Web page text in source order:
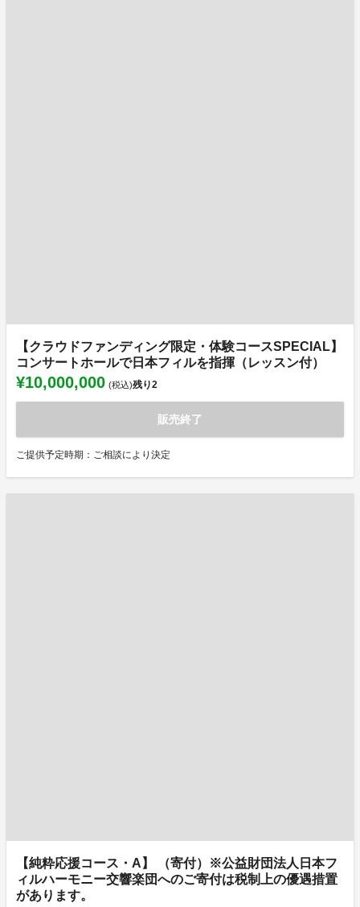
【クラウドファンディング限定・体験コースSPECIAL】
コンサートホールで日本フィルを指揮（レッスン付）
¥10,000,000 (税込)残り2
販売終了
ご提供予定時期：ご相談により決定
【純粋応援コース・A】 （寄付）※公益財団法人日本フ
ィルハーモニー交響楽団へのご寄付は税制上の優遇措置
があります。